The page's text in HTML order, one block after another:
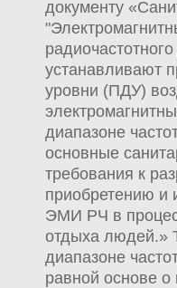
документу
устанавливают
уровни (ПДУ)
диапазоне
основные
требования к
приобретению и
ЭМИ РЧ в
отдыха людей.»
диапазоне
равной основе о